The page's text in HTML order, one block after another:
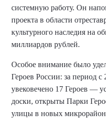
системную работу. Он
проекта в области
культурного наследия на
миллиардов рублей.
Особое внимание было
Героев России: за период с
увековечено 17 Героев —
доски, открыты Парки
улицы в новых